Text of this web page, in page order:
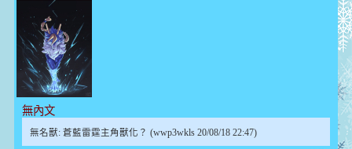
無內文
無名獸: 蒼藍雷霆主角獸化？ (wwp3wkls 20/08/18 22:47)